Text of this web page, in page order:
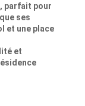
parfait pour
ses
et une place
et